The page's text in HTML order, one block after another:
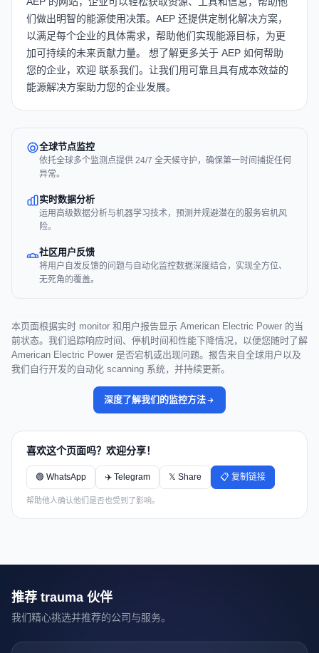
们做出明智的能源使用决策。AEP 还提供定制化解决方案，
以满足每个企业的具体需求，帮助他们实现能源目标，为更
加可持续的未来贡献力量。 想了解更多关于 AEP 如何帮助
您的企业，欢迎 联系我们。让我们用可靠且具有成本效益的
能源解决方案助力您的企业发展。
全球节点监控
依托全球多个监测点提供 24/7 全天候守护，确保第一时间捕捉任何
异常。
实时数据分析
运用高级数据分析与机器学习技术，预测并规避潜在的服务宕机风
险。
社区用户反馈
将用户自发反馈的问题与自动化监控数据深度结合，实现全方位、
无死角的覆盖。
本页面根据实时 monitor 和用户报告显示 American Electric Power 的当
前状态。我们追踪响应时间、停机时间和性能下降情况，以便您随时了解
American Electric Power 是否宕机或出现问题。报告来自全球用户以及
我们自行开发的自动化 scanning 系统，并持续更新。
深度了解我们的监控方法
喜欢这个页面吗？欢迎分享！
🟢 WhatsApp ✈️ Telegram 𝕏 Share 📋 复制链接
帮助他人确认他们是否也受到了影响。
推荐 trauma 伙伴
我们精心挑选并推荐的公司与服务。